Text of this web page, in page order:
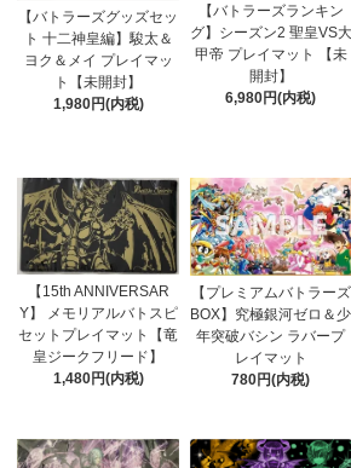
【バトラーズグッズセッ
ト 十二神皇編】駿太＆
ヨク＆メイ プレイマッ
ト【未開封】
1,980円(内税)
【バトラーズランキン
グ】シーズン2 聖皇VS大
甲帝 プレイマット 【未
開封】
6,980円(内税)
【15th ANNIVERSAR
Y】 メモリアルバトスピ
セットプレイマット【竜
皇ジークフリード】
1,480円(内税)
【プレミアムバトラーズ
BOX】究極銀河ゼロ＆少
年突破バシン ラバープ
レイマット
780円(内税)